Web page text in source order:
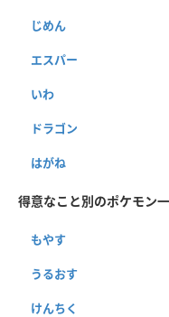
じめん
エスパー
いわ
ドラゴン
はがね
得意なこと別のポケモン
もやす
うるおす
けんちく